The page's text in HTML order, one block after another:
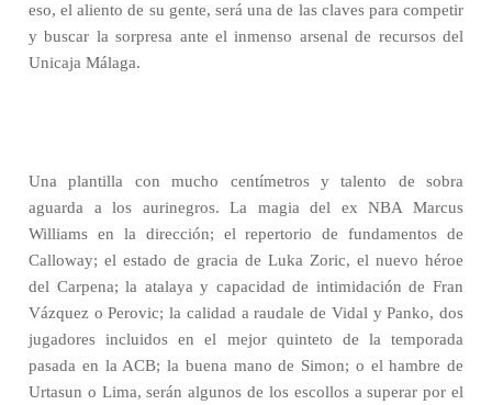
eso, el aliento de su gente, será una de las claves para competir
y buscar la sorpresa ante el inmenso arsenal de recursos del
Unicaja Málaga.
Una plantilla con mucho centímetros y talento de sobra
aguarda a los aurinegros. La magia del ex NBA Marcus
Williams en la dirección; el repertorio de fundamentos de
Calloway; el estado de gracia de Luka Zoric, el nuevo héroe
del Carpena; la atalaya y capacidad de intimidación de Fran
Vázquez o Perovic; la calidad a raudale de Vidal y Panko, dos
jugadores incluidos en el mejor quinteto de la temporada
pasada en la ACB; la buena mano de Simon; o el hambre de
Urtasun o Lima, serán algunos de los escollos a superar por el